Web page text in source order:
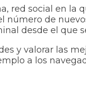
red social en la
número de
desde el que
y valorar las
a los